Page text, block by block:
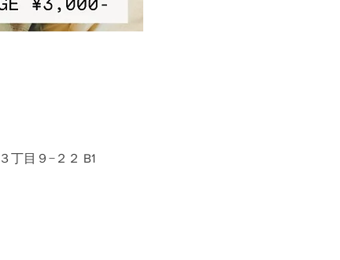
丁目９−２２ B1